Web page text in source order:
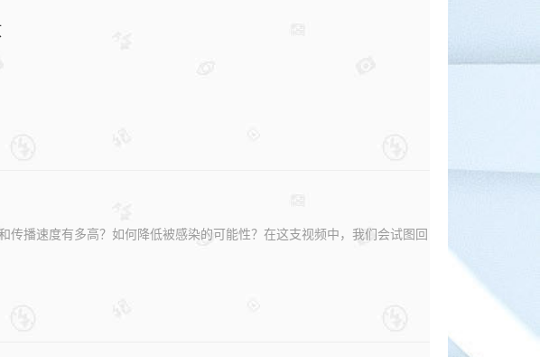
播速度有多高？如何降低被感染的可能性？在这支视频中，我们会试图回